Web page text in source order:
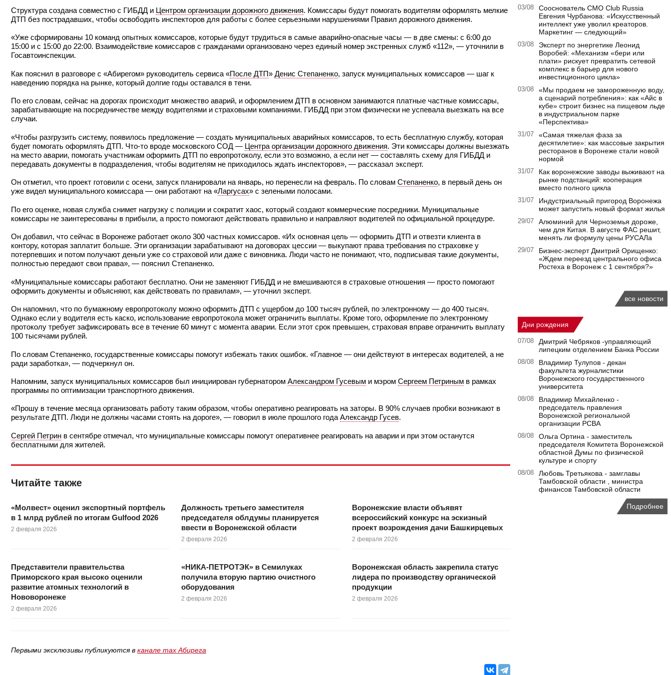
Структура создана совместно с ГИБДД и Центром организации дорожного движения. Комиссары будут помогать водителям оформлять мелкие
ДТП без пострадавших, чтобы освободить инспекторов для работы с более серьезными нарушениями Правил дорожного движения.
«Уже сформированы 10 команд опытных комиссаров, которые будут трудиться в самые аварийно-опасные часы — в две смены: с 6:00 до
15:00 и с 15:00 до 22:00. Взаимодействие комиссаров с гражданами организовано через единый номер экстренных служб «112», — уточнили в
Госавтоинспекции.
Как пояснил в разговоре с «Абирегом» руководитель сервиса «После ДТП» Денис Степаненко, запуск муниципальных комиссаров — шаг к
наведению порядка на рынке, который долгие годы оставался в тени.
По его словам, сейчас на дорогах происходит множество аварий, и оформлением ДТП в основном занимаются платные частные комиссары,
зарабатывающие на посредничестве между водителями и страховыми компаниями. ГИБДД при этом физически не успевала выезжать на все
случаи.
«Чтобы разгрузить систему, появилось предложение — создать муниципальных аварийных комиссаров, то есть бесплатную службу, которая
будет помогать оформлять ДТП. Что-то вроде московского СОД — Центра организации дорожного движения. Эти комиссары должны выезжать
на место аварии, помогать участникам оформить ДТП по европротоколу, если это возможно, а если нет — составлять схему для ГИБДД и
передавать документы в подразделения, чтобы водителям не приходилось ждать инспекторов», — рассказал эксперт.
Он отметил, что проект готовили с осени, запуск планировали на январь, но перенесли на февраль. По словам Степаненко, в первый день он
уже видел муниципального комиссара — они работают на «Ларгусах» с зелеными полосами.
По его оценке, новая служба снимет нагрузку с полиции и сократит хаос, который создают коммерческие посредники. Муниципальные
комиссары не заинтересованы в прибыли, а просто помогают действовать правильно и направляют водителей по официальной процедуре.
Он добавил, что сейчас в Воронеже работает около 300 частных комиссаров. «Их основная цель — оформить ДТП и отвезти клиента в
контору, которая заплатит больше. Эти организации зарабатывают на договорах цессии — выкупают права требования по страховке у
потерпевших и потом получают деньги уже со страховой или даже с виновника. Люди часто не понимают, что, подписывая такие документы,
полностью передают свои права», — пояснил Степаненко.
«Муниципальные комиссары работают бесплатно. Они не заменяют ГИБДД и не вмешиваются в страховые отношения — просто помогают
оформить документы и объясняют, как действовать по правилам», — уточнил эксперт.
Он напомнил, что по бумажному европротоколу можно оформить ДТП с ущербом до 100 тысяч рублей, по электронному — до 400 тысяч.
Однако если у водителя есть каско, использование европротокола может ограничить выплаты. Кроме того, оформление по электронному
протоколу требует зафиксировать все в течение 60 минут с момента аварии. Если этот срок превышен, страховая вправе ограничить выплату
100 тысячами рублей.
По словам Степаненко, государственные комиссары помогут избежать таких ошибок. «Главное — они действуют в интересах водителей, а не
ради заработка», — подчеркнул он.
Напомним, запуск муниципальных комиссаров был инициирован губернатором Александром Гусевым и мэром Сергеем Петриным в рамках
программы по оптимизации транспортного движения.
«Прошу в течение месяца организовать работу таким образом, чтобы оперативно реагировать на заторы. В 90% случаев пробки возникают в
результате ДТП. Люди не должны часами стоять на дороге», — говорил в июле прошлого годаАлександр Гусев.
Сергей Петрин в сентябре отмечал, что муниципальные комиссары помогут оперативнее реагировать на аварии и при этом останутся
бесплатными для жителей.
Читайте также
«Молвест» оценил экспортный портфель
в 1 млрд рублей по итогам Gulfood 2026
2 февраля 2026
Должность третьего заместителя
председателя облдумы планируется
ввести в Воронежской области
2 февраля 2026
Воронежские власти объявят
всероссийский конкурс на эскизный
проект возрождения дачи Башкирцевых
2 февраля 2026
Представители правительства
Приморского края высоко оценили
развитие атомных технологий в
Нововоронеже
2 февраля 2026
«НИКА-ПЕТРОТЭК» в Семилуках
получила вторую партию очистного
оборудования
2 февраля 2026
Воронежская область закрепила статус
лидера по производству органической
продукции
2 февраля 2026
Первыми эксклюзивы публикуются в канале max Абирега
03/08
Сооснователь CMO Club Russia
Евгения Чурбанова: «Искусственный
интеллект уже уволил креаторов.
Маркетинг — следующий»
03/08
Эксперт по энергетике Леонид
Воробей: «Механизм «бери или
плати» рискует превратить сетевой
комплекс в барьер для нового
инвестиционного цикла»
03/08
«Мы продаем не замороженную воду,
а сценарий потребления»: как «Айс в
кубе» строит бизнес на пищевом льде
в индустриальном парке
«Перспектива»
31/07
«Самая тяжелая фаза за
десятилетие»: как массовые закрытия
ресторанов в Воронеже стали новой
нормой
31/07
Как воронежские заводы выживают на
рынке подстанций: кооперация
вместо полного цикла
31/07
Индустриальный пригород Воронежа
может запустить новый формат жилья
29/07
Алюминий для Черноземья дороже,
чем для Китая. В августе ФАС решит,
менять ли формулу цены РУСАЛа
29/07
Бизнес-эксперт Дмитрий Орищенко:
«Ждем переезд центрального офиса
Ростеха в Воронеж с 1 сентября?»
все новости
Дни рождения
07/08
Дмитрий Чебряков -управляющий
липецким отделением Банка России
08/08
Владимир Тулупов - декан
факультета журналистики
Воронежского государственного
университета
08/08
Владимир Михайленко -
председатель правления
Воронежской региональной
организации РСВА
08/08
Ольга Ортина - заместитель
председателя Комитета Воронежской
областной Думы по физической
культуре и спорту
08/08
Любовь Третьякова - замглавы
Тамбовской области , министра
финансов Тамбовской области
Подробнее